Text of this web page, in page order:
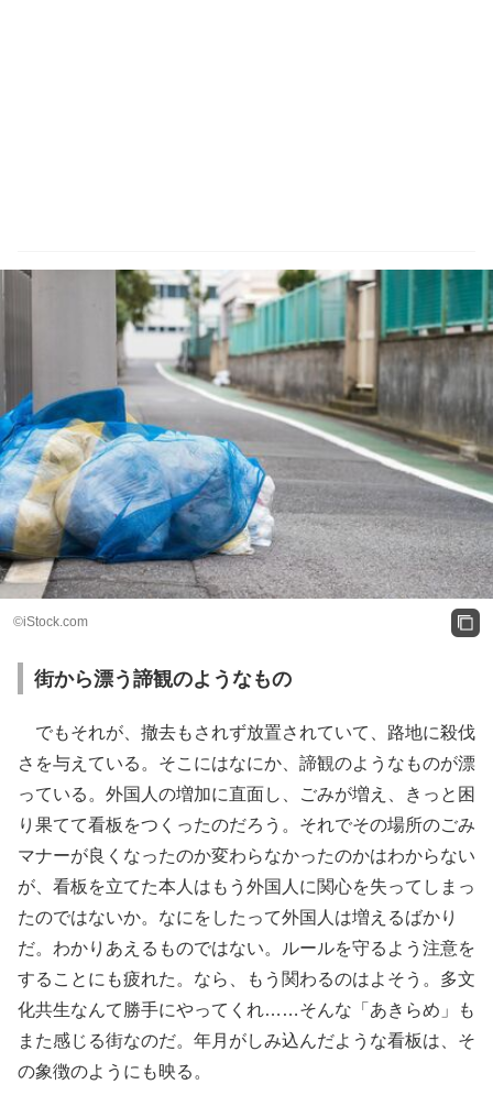
©iStock.com
街から漂う諦観のようなもの
でもそれが、撤去もされず放置されていて、路地に殺伐
さを与えている。そこにはなにか、諦観のようなものが漂
っている。外国人の増加に直面し、ごみが増え、きっと困
り果てて看板をつくったのだろう。それでその場所のごみ
マナーが良くなったのか変わらなかったのかはわからない
が、看板を立てた本人はもう外国人に関心を失ってしまっ
たのではないか。なにをしたって外国人は増えるばかり
だ。わかりあえるものではない。ルールを守るよう注意を
することにも疲れた。なら、もう関わるのはよそう。多文
化共生なんて勝手にやってくれ……そんな「あきらめ」も
また感じる街なのだ。年月がしみ込んだような看板は、そ
の象徴のようにも映る。